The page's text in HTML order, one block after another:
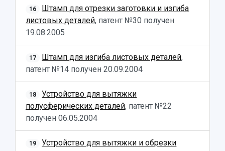
16
Штамп для отрезки заготовки и изгиба
листовых деталей, патент №30 получен
19.08.2005
17 Штамп для изгиба листовых деталей,
патент №14 получен 20.09.2004
18
Устройство для вытяжки
полусферических деталей, патент №22
получен 06.05.2004
19
Устройство для вытяжки и обрезки